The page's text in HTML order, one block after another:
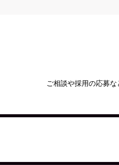
ご相談や採用の応募